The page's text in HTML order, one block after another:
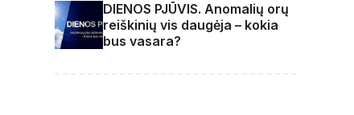
DIENOS PJŪVIS. Anomalių orų
reiškinių vis daugėja – kokia
bus vasara?